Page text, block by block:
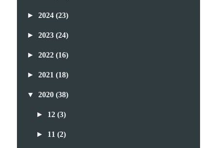
► 2024 (23)
► 2023 (24)
► 2022 (16)
► 2021 (18)
▼ 2020 (38)
► 12(3)
► 11(2)